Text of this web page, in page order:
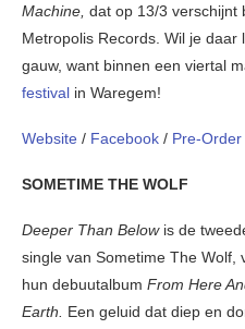
Machine, dat op 13/3 verschijnt
Metropolis Records. Wil je daar
gauw, want binnen een viertal
festival in Waregem!
Website / Facebook / Pre-Order
SOMETIME THE WOLF
Deeper Than Below is de
single van Sometime The Wolf,
hun debuutalbum From Here
Earth. Een geluid dat diep en